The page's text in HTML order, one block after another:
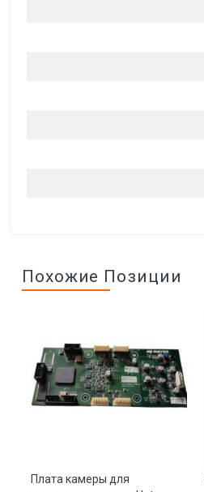
Похожие Позиции
Плата камеры для